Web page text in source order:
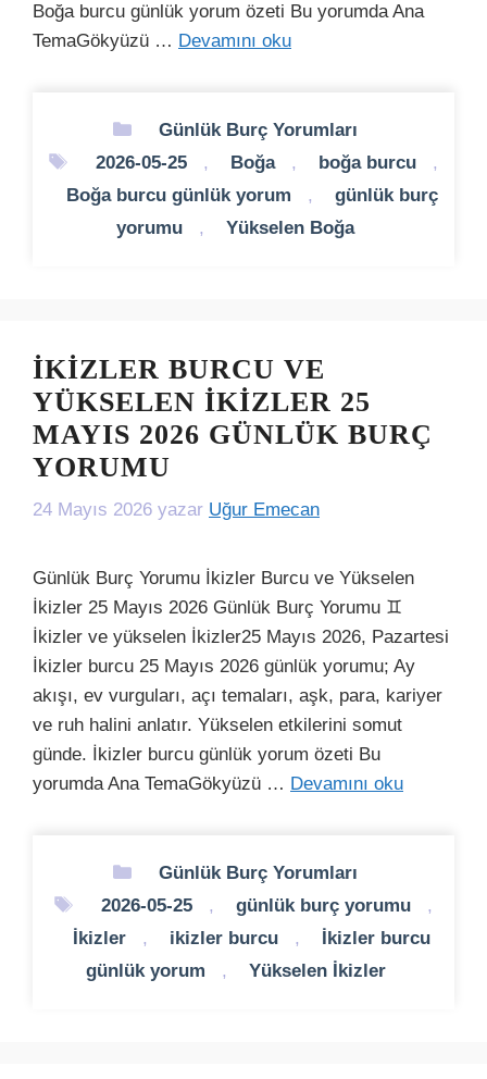
Boğa burcu günlük yorum özeti Bu yorumda Ana
TemaGökyüzü … Devamını oku
Kategoriler
Günlük Burç Yorumları
Etiketler
2026-05-25 , Boğa , boğa burcu
,
Boğa burcu günlük yorum
,
günlük burç
yorumu
, Yükselen Boğa
İKIZLER BURCU VE
YÜKSELEN İKIZLER 25
MAYIS 2026 GÜNLÜK BURÇ
YORUMU
24 Mayıs 2026 yazar Uğur Emecan
Günlük Burç Yorumu İkizler Burcu ve Yükselen
İkizler 25 Mayıs 2026 Günlük Burç Yorumu ♊
İkizler ve yükselen İkizler25 Mayıs 2026, Pazartesi
İkizler burcu 25 Mayıs 2026 günlük yorumu; Ay
akışı, ev vurguları, açı temaları, aşk, para, kariyer
ve ruh halini anlatır. Yükselen etkilerini somut
günde. İkizler burcu günlük yorum özeti Bu
yorumda Ana TemaGökyüzü … Devamını oku
Kategoriler
Günlük Burç Yorumları
Etiketler
2026-05-25 , günlük burç yorumu
,
İkizler
, ikizler burcu ,
İkizler burcu
günlük yorum
, Yükselen İkizler